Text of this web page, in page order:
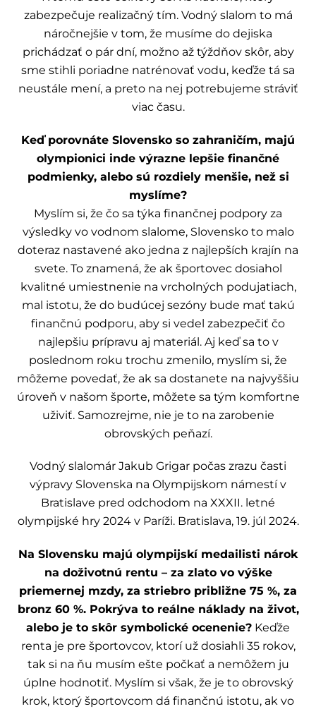
zabezpečuje realizačný tím. Vodný slalom to má
náročnejšie v tom, že musíme do dejiska
prichádzať o pár dní, možno až týždňov skôr, aby
sme stihli poriadne natrénovať vodu, keďže tá sa
neustále mení, a preto na nej potrebujeme stráviť
viac času.
Keď porovnáte Slovensko so zahraničím, majú
olympionici inde výrazne lepšie finančné
podmienky, alebo sú rozdiely menšie, než si
myslíme?
Myslím si, že čo sa týka finančnej podpory za
výsledky vo vodnom slalome, Slovensko to malo
doteraz nastavené ako jedna z najlepších krajín na
svete. To znamená, že ak športovec dosiahol
kvalitné umiestnenie na vrcholných podujatiach,
mal istotu, že do budúcej sezóny bude mať takú
finančnú podporu, aby si vedel zabezpečiť čo
najlepšiu prípravu aj materiál. Aj keď sa to v
poslednom roku trochu zmenilo, myslím si, že
môžeme povedať, že ak sa dostanete na najvyššiu
úroveň v našom športe, môžete sa tým komfortne
uživiť. Samozrejme, nie je to na zarobenie
obrovských peňazí.
Vodný slalomár Jakub Grigar počas zrazu časti
výpravy Slovenska na Olympijskom námestí v
Bratislave pred odchodom na XXXII. letné
olympijské hry 2024 v Paríži. Bratislava, 19. júl 2024.
Na Slovensku majú olympijskí medailisti nárok
na doživotnú rentu – za zlato vo výške
priemernej mzdy, za striebro približne 75 %, za
bronz 60 %. Pokrýva to reálne náklady na život,
alebo je to skôr symbolické ocenenie? Keďže
renta je pre športovcov, ktorí už dosiahli 35 rokov,
tak si na ňu musím ešte počkať a nemôžem ju
úplne hodnotiť. Myslím si však, že je to obrovský
krok, ktorý športovcom dá finančnú istotu, ak vo